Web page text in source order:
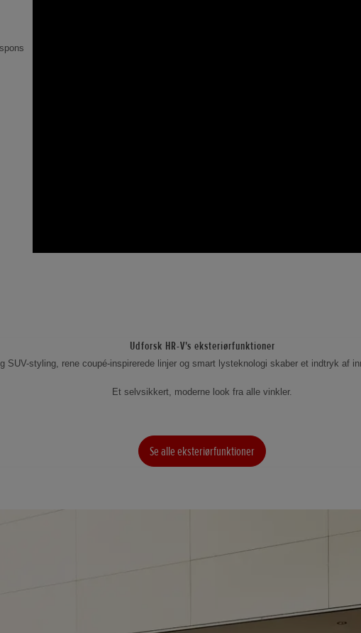
Udforsk HR-V's eksteriørfunktioner
SUV-styling, rene coupé-inspirerede linjer og smart lysteknologi skaber et indtryk af
Et selvsikkert, moderne look fra alle vinkler.
Se alle eksteriørfunktioner